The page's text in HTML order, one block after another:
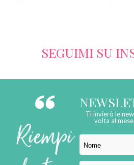
SEGUIMI SU
Riempi
Ti invierò le
volta al mese